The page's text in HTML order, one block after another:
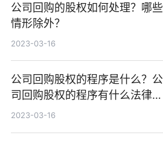
公司回购的股权如何处理？哪些
情形除外？
2023-03-16
公司回购股权的程序是什么？公
司回购股权的程序有什么法律依
据？
2023-03-16